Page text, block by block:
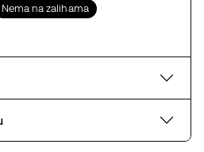
Nema na zalihama